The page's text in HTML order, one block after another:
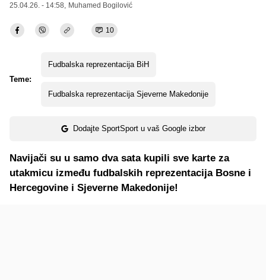
25.04.26. - 14:58, Muhamed Bogilović
10
Teme:
Fudbalska reprezentacija BiH
Fudbalska reprezentacija Sjeverne Makedonije
Dodajte SportSport u vaš Google izbor
Navijači su u samo dva sata kupili sve karte za
utakmicu između fudbalskih reprezentacija Bosne i
Hercegovine i Sjeverne Makedonije!